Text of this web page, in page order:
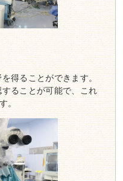
得ることができます。
ることが可能で、これ
。